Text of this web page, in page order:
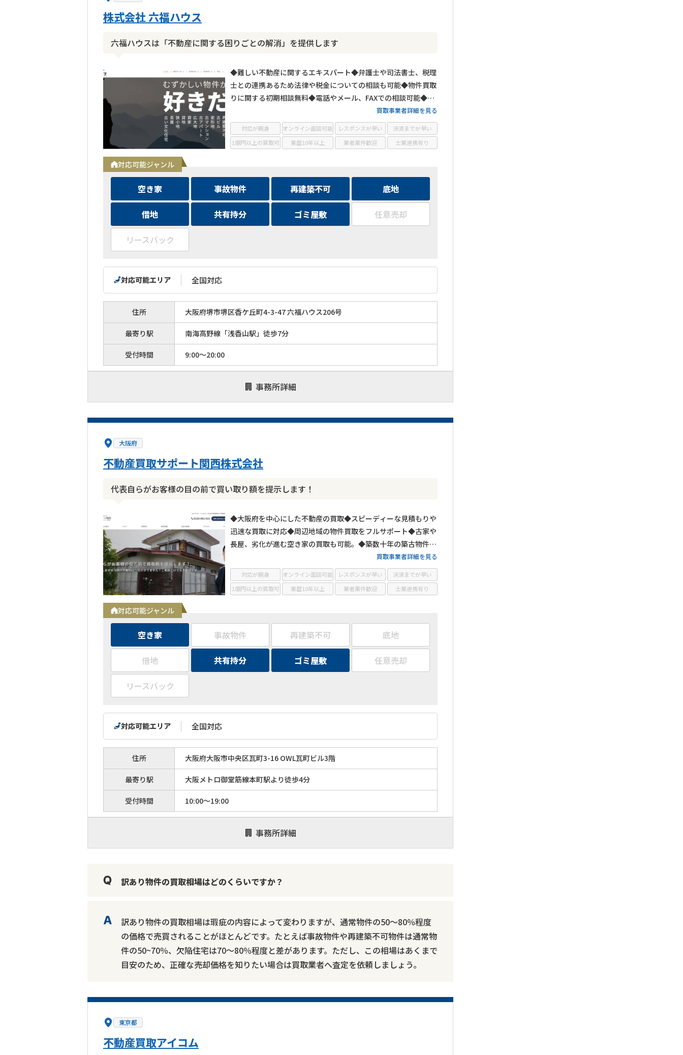
株式会社 六福ハウス
六福ハウスは「不動産に関する困りごとの解消」を提供します
◆難しい不動産に関するエキスパート◆弁護士や司法書士、税理
士との連携あるため法律や税金についての相談も可能◆物件買取
りに関する初期相談無料◆電話やメール、FAXでの相談可能◆メ
買取事業者詳細を見る
対応可能ジャンル
空き家 事故物件 再建築不可 底地
借地 共有持分 ゴミ屋敷 任意売却
リースバック
住所 大阪府堺市堺区香ケ丘町4-3-47 六福ハウス206号
最寄り駅 南海高野線「浅香山駅」徒歩7分
受付時間 9:00～20:00
事務所詳細
対応可能エリア 全国対応
対応が親身 オンライン面談可能 レスポンスが早い
決済までが早い
1億円以上の買取可
業歴10年以上 業者案件歓迎 士業連携有り
大阪府
不動産買取サポート関西株式会社
代表自らがお客様の目の前で買い取り額を提示します！
◆大阪府を中心にした不動産の買取◆スピーディーな見積もりや
迅速な買取に対応◆周辺地域の物件買取をフルサポート◆古家や
長屋、劣化が進む空き家の買取も可能。◆築数十年の築古物件や
心理的瑕疵物件の買取もOK◆お客様第一主義で取り組む買取
買取事業者詳細を見る
対応可能ジャンル
空き家 事故物件 再建築不可 底地
借地 共有持分 ゴミ屋敷 任意売却
リースバック
住所 大阪府大阪市中央区瓦町3-16 OWL瓦町ビル3階
最寄り駅 大阪メトロ御堂筋線本町駅より徒歩4分
受付時間 10:00～19:00
事務所詳細
対応可能エリア 全国対応
対応が親身 オンライン面談可能 レスポンスが早い
決済までが早い
1億円以上の買取可
業歴10年以上 業者案件歓迎 士業連携有り
訳あり物件の買取相場はどのくらいですか？
訳あり物件の買取相場は瑕疵の内容によって変わりますが、通常物件の50～80％程度
の価格で売買されることがほとんどです。たとえば事故物件や再建築不可物件は通常物
件の50~70％、欠陥住宅は70～80％程度と差があります。ただし、この相場はあくまで
目安のため、正確な売却価格を知りたい場合は買取業者へ査定を依頼しましょう。
東京都
不動産買取アイコム